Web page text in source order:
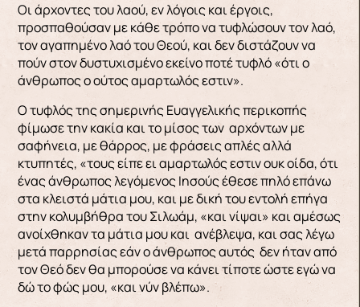
Οι άρχοντες του λαού, εν λόγοις και έργοις,
προσπαθούσαν με κάθε τρόπο να τυφλώσουν τον λαό,
τον αγαπημένο λαό του Θεού, και δεν διστάζουν να
πούν στον δυστυχισμένο εκείνο ποτέ τυφλό «ότι ο
άνθρωπος ο ούτος αμαρτωλός εστιν».
Ο τυφλός της σημερινής Ευαγγελικής περικοπής
φίμωσε την κακία και το μίσος των αρχόντων με
σαφήνεια, με θάρρος, με φράσεις απλές αλλά
κτυπητές, «τους είπε ει αμαρτωλός εστιν ουκ οίδα, ότι
ένας άνθρωπος λεγόμενος Ιησούς έθεσε πηλό επάνω
στα κλειστά μάτια μου, και με δική του εντολή επήγα
στην κολυμβήθρα του Σιλωάμ, «και νίψαι» και αμέσως
ανοίχθηκαν τα μάτια μου και ανέβλεψα, και σας λέγω
μετά παρρησίας εάν ο άνθρωπος αυτός δεν ήταν από
τον Θεό δεν θα μπορούσε να κάνει τίποτε ώστε εγώ να
δώ το φώς μου, «και νύν βλέπω».